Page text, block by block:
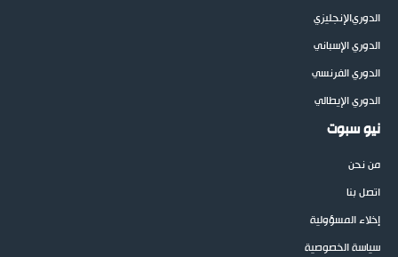
الدوريالإنجليزي
الدوري الإسباني
الدوري الفرنسي
الدوري الإيطالي
نيو سبوت
من نحن
اتصل بنا
إخلاء المسؤولية
سياسة الخصوصية